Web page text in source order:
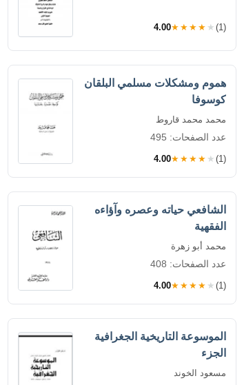
4.00★★★★★ (1)
هموم ومشكلات مسلمي البلقان
كوسوفا
محمد محمد قاروط
عدد الصفحات: 495
4.00★★★★★ (1)
الشافعي حياته وعصره وآؤاءه
الفقهية
محمد أبو زهرة
عدد الصفحات: 408
4.00★★★★★ (1)
الموسوعة التاريخية الجغرافية
الجزء
مسعود الخوند